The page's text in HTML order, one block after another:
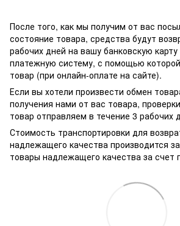
После того, как мы получим от вас
состояние товара, средства будут
рабочих дней на вашу банковскую карту
платежную систему, с помощью
товар (при онлайн-оплате на сайте).
Если вы хотели произвести обмен
получения нами от вас товара,
товар отправляем в течение 3 рабочих
Стоимость транспортировки для
надлежащего качества производится
товары надлежащего качества за счет